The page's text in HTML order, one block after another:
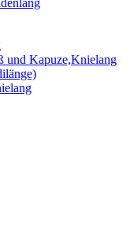
und Kapuze,Knielang